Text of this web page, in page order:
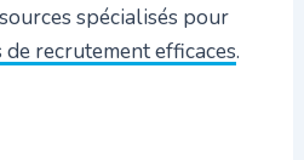
spécialisés pour
de recrutement efficaces.